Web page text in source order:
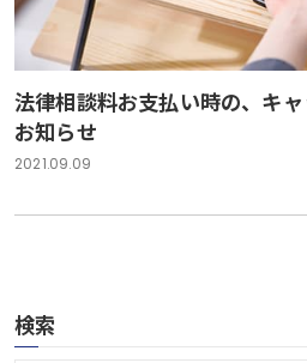
法律相談料お支払い時の、キ
お知らせ
2021.09.09
検索